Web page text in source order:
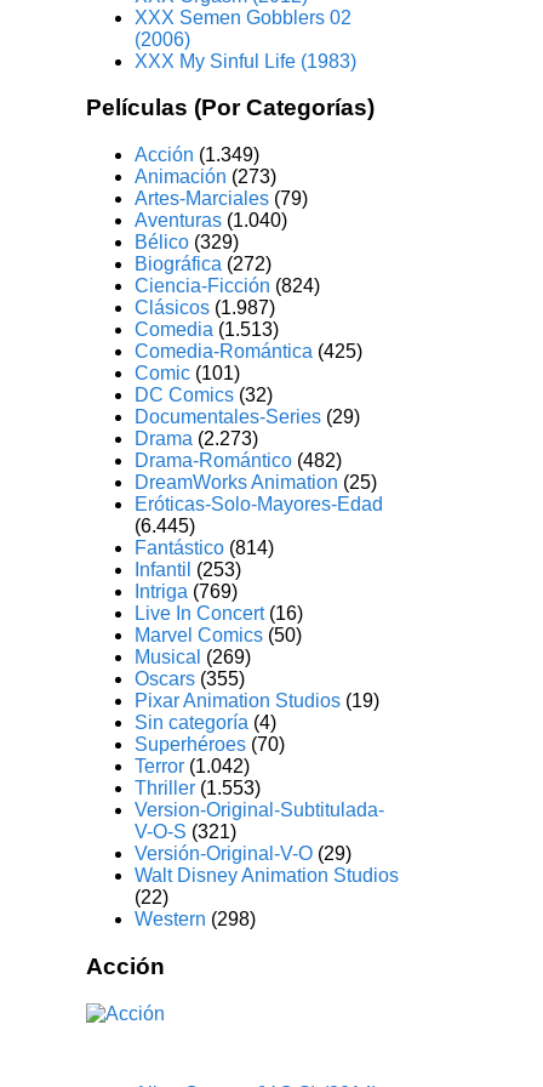
XXX Semen Gobblers 02
(2006)
XXX My Sinful Life (1983)
Películas (Por Categorías)
Acción (1.349)
Animación (273)
Artes-Marciales (79)
Aventuras (1.040)
Bélico (329)
Biográfica (272)
Ciencia-Ficción (824)
Clásicos (1.987)
Comedia (1.513)
Comedia-Romántica (425)
Comic (101)
DC Comics (32)
Documentales-Series (29)
Drama (2.273)
Drama-Romántico (482)
DreamWorks Animation (25)
Eróticas-Solo-Mayores-Edad
(6.445)
Fantástico (814)
Infantil (253)
Intriga (769)
Live In Concert(16)
Marvel Comics (50)
Musical (269)
Oscars (355)
Pixar Animation Studios (19)
Sin categoría (4)
Superhéroes (70)
Terror (1.042)
Thriller (1.553)
Version-Original-Subtitulada-
V-O-S (321)
Versión-Original-V-O (29)
Walt Disney Animation Studios
(22)
Western (298)
Acción